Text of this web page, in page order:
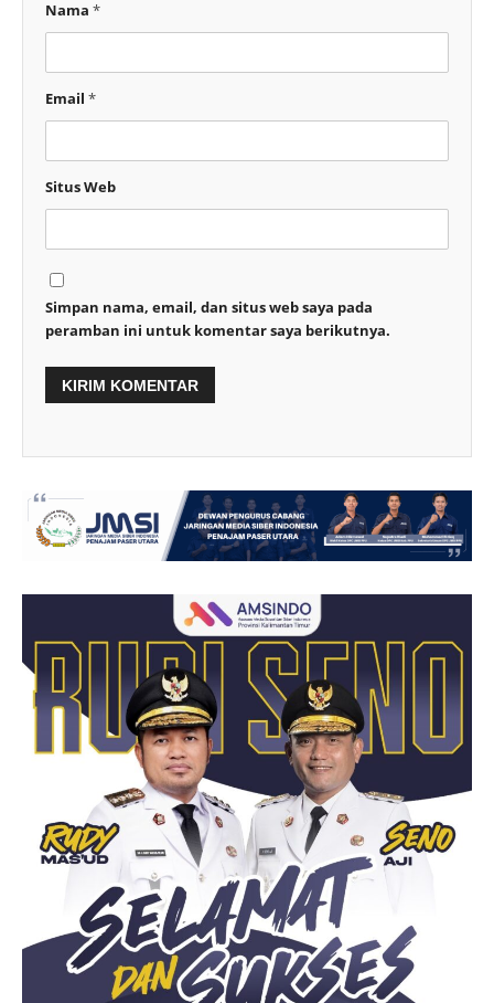
Nama *
Email *
Situs Web
Simpan nama, email, dan situs web saya pada
peramban ini untuk komentar saya berikutnya.